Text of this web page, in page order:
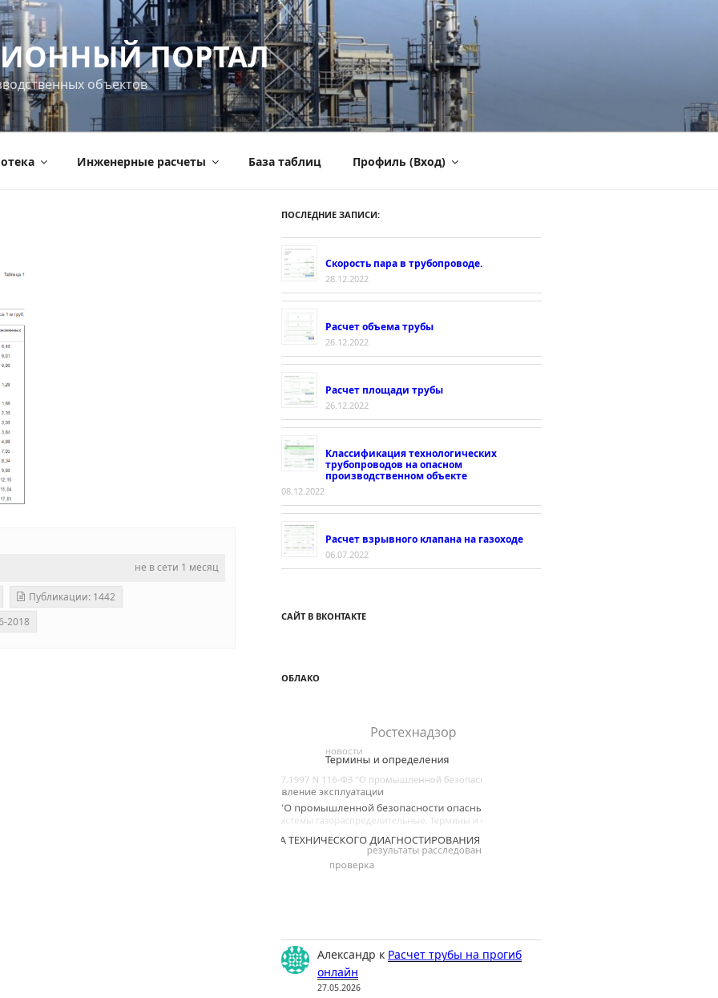
ПОРТАЛ
объектов
Инженерные расчеты База таблиц Профиль (Вход)
не в сети 1 месяц
Публикации: 1442
2018
ПОСЛЕДНИЕ ЗАПИСИ:
Скорость пара в трубопроводе.
28.12.2022
Расчет объема трубы
26.12.2022
Расчет площади трубы
26.12.2022
Классификация технологических
трубопроводов на опасном
производственном объекте
08.12.2022
Расчет взрывного клапана на газоходе
06.07.2022
САЙТ В ВКОНТАКТЕ
ОБЛАКО
Александр к Расчет трубы на прогиб
онлайн
27.05.2026